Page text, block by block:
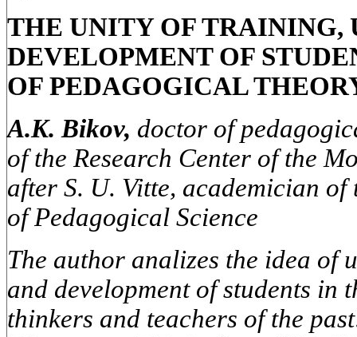
THE UNITY OF TRAINING,
DEVELOPMENT OF
OF PEDAGOGICAL
A.K. Bikov, doctor of
of the Research Center of the
after S. U. Vitte, academician
of Pedagogical Science
The author analizes the idea
and development of students in
thinkers and teachers of the